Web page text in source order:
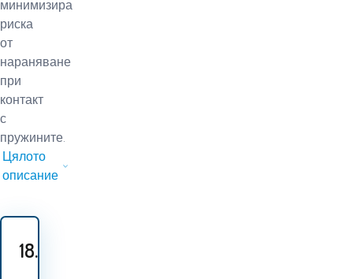
минимизира
риска
от
нараняване
при
контакт
с
пружините.
Цялото
описание
18.40